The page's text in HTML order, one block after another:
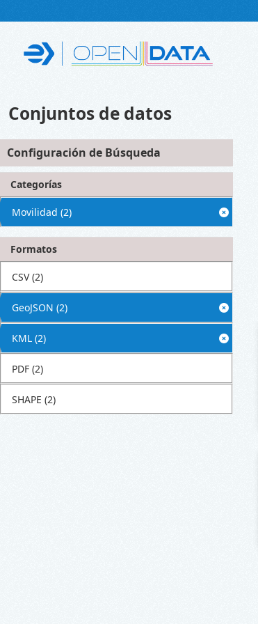
Conjuntos de datos
Configuración de Búsqueda
Categorías
Movilidad (2)
Formatos
CSV (2)
GeoJSON (2)
KML (2)
PDF (2)
SHAPE (2)